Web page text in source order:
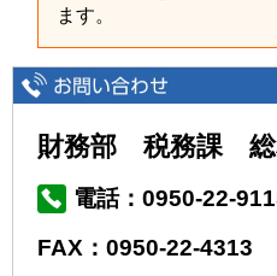
ます。
財務部 税務課 総
電話：0950-22-
FAX：0950-22-4313